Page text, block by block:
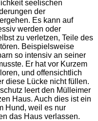
seelischen
der
Es kann auf
werden oder
zu verletzen, Teile des
Beispielsweise
so intensiv an seiner
Er hat vor Kurzem
und offensichtlich
diese Lücke nicht füllen.
leert den Mülleimer
Haus. Auch dies ist ein
Hund, weil es nur
das Haus verlassen.